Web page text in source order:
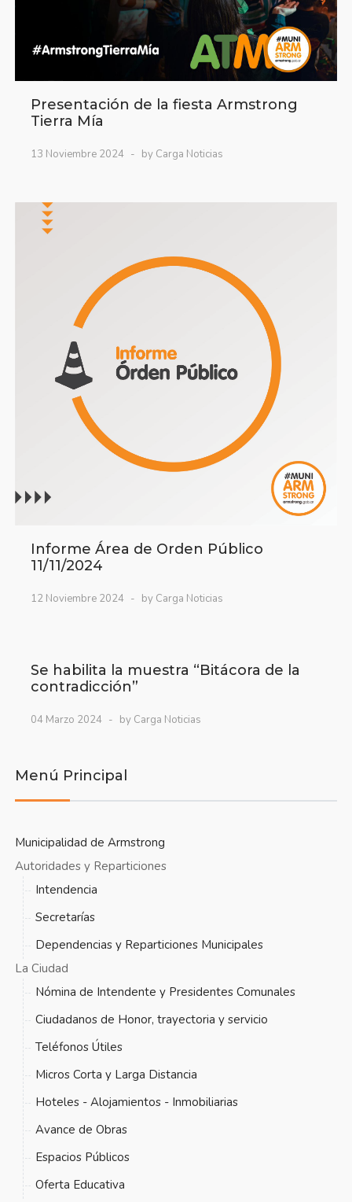
Presentación de la fiesta Armstrong
Tierra Mía
13 Noviembre 2024 by Carga Noticias
Informe Área de Orden Público
11/11/2024
12 Noviembre 2024 by Carga Noticias
Se habilita la muestra “Bitácora de la
contradicción”
04 Marzo 2024 by Carga Noticias
Menú Principal
Municipalidad de Armstrong
Autoridades y Reparticiones
Intendencia
Secretarías
Dependencias y Reparticiones Municipales
La Ciudad
Nómina de Intendente y Presidentes Comunales
Ciudadanos de Honor, trayectoria y servicio
Teléfonos Útiles
Micros Corta y Larga Distancia
Hoteles - Alojamientos - Inmobiliarias
Avance de Obras
Espacios Públicos
Oferta Educativa